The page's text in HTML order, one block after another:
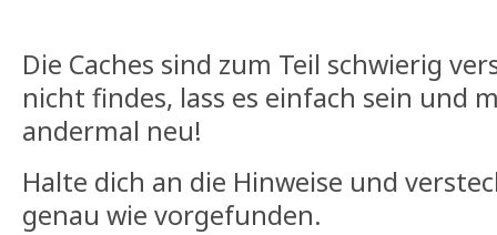
Die Caches sind zum Teil schwierig
nicht findes, lass es einfach sein und
andermal neu!
Halte dich an die Hinweise und
genau wie vorgefunden.